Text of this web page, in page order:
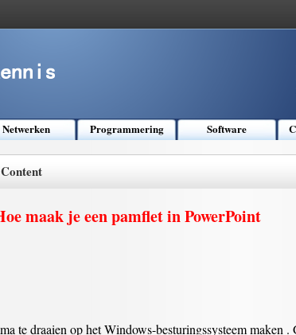
Netwerken Programmering Software
maak je een pamflet in PowerPoint
te draaien op het Windows-besturingssysteem maken